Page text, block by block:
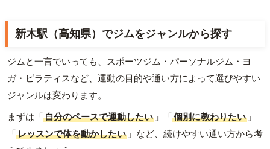
新木駅（高知県）でジムをジャンルから探す
ジムと一言でいっても、スポーツジム・パーソナルジム・ヨ
ガ・ピラティスなど、運動の目的や通い方によって選びやすい
ジャンルは変わります。
まずは「自分のペースで運動したい 」「個別に教わりたい 」
「レッスンで体を動かしたい 」など、続けやすい通い方から考